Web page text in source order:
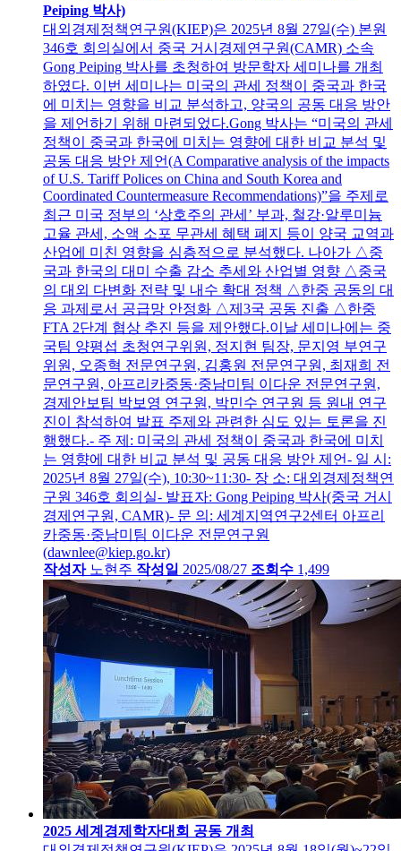
Peiping 박사)
대외경제정책연구원(KIEP)은 2025년 8월 27일(수) 본원
346호 회의실에서 중국 거시경제연구원(CAMR) 소속
Gong Peiping 박사를 초청하여 방문학자 세미나를 개최
하였다. 이번 세미나는 미국의 관세 정책이 중국과 한국
에 미치는 영향을 비교 분석하고, 양국의 공동 대응 방안
을 제언하기 위해 마련되었다.Gong 박사는 “미국의 관세
정책이 중국과 한국에 미치는 영향에 대한 비교 분석 및
공동 대응 방안 제언(A Comparative analysis of the impacts
of U.S. Tariff Polices on China and South Korea and
Coordinated Countermeasure Recommendations)”을 주제로
최근 미국 정부의 ‘상호주의 관세’ 부과, 철강·알루미늄
고율 관세, 소액 소포 무관세 혜택 폐지 등이 양국 교역과
산업에 미친 영향을 심층적으로 분석했다. 나아가 △중
국과 한국의 대미 수출 감소 추세와 산업별 영향 △중국
의 대외 다변화 전략 및 내수 확대 정책 △한중 공동의 대
응 과제로서 공급망 안정화 △제3국 공동 진출 △한중
FTA 2단계 협상 추진 등을 제안했다.이날 세미나에는 중
국팀 양평섭 초청연구위원, 정지현 팀장, 문지영 부연구
위원, 오종혁 전문연구원, 김홍원 전문연구원, 최재희 전
문연구원, 아프리카중동·중남미팀 이다운 전문연구원,
경제안보팀 박보영 연구원, 박민수 연구원 등 원내 연구
진이 참석하여 발표 주제와 관련한 심도 있는 토론을 진
행했다.- 주 제: 미국의 관세 정책이 중국과 한국에 미치
는 영향에 대한 비교 분석 및 공동 대응 방안 제언- 일 시:
2025년 8월 27일(수), 10:30~11:30- 장 소: 대외경제정책연
구원 346호 회의실- 발표자: Gong Peiping 박사(중국 거시
경제연구원, CAMR)- 문 의: 세계지역연구2센터 아프리
카중동·중남미팀 이다운 전문연구원
(dawnlee@kiep.go.kr)
작성자노현주 작성일 2025/08/27 조회수 1,499
2025 세계경제학자대회 공동 개최